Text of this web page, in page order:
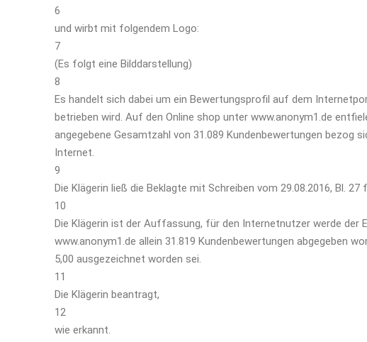
6
und wirbt mit folgendem Logo:
7
(Es folgt eine Bilddarstellung)
8
Es handelt sich dabei um ein Bewertungsprofil auf dem
betrieben wird. Auf den Online shop unter www.anonym1.de
angegebene Gesamtzahl von 31.089 Kundenbewertungen
Internet.
9
Die Klägerin ließ die Beklagte mit Schreiben vom 29.08.2016, Bl. 27
10
Die Klägerin ist der Auffassung, für den Internetnutzer werde der
www.anonym1.de allein 31.819 Kundenbewertungen abgegeben
5,00 ausgezeichnet worden sei.
11
Die Klägerin beantragt,
12
wie erkannt.